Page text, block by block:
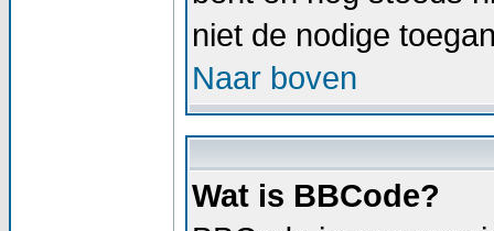
niet de nodige
Naar boven
Wat is BBCode?